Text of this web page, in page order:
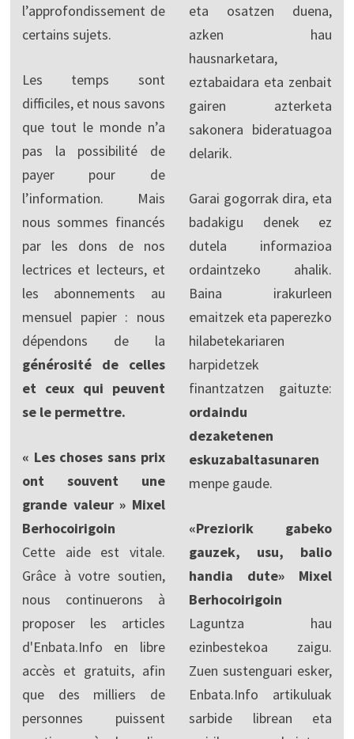
l’approfondissement de
certains sujets.
Les temps sont
difficiles, et nous savons
que tout le monde n’a
pas la possibilité de
payer pour de
l’information. Mais
nous sommes financés
par les dons de nos
lectrices et lecteurs, et
les abonnements au
mensuel papier : nous
dépendons de la
générosité de celles
et ceux qui peuvent
se le permettre.
« Les choses sans prix
ont souvent une
grande valeur » Mixel
Berhocoirigoin
Cette aide est vitale.
Grâce à votre soutien,
nous continuerons à
proposer les articles
d'Enbata.Info en libre
accès et gratuits, afin
que des milliers de
personnes puissent
eta osatzen duena,
azken hau
hausnarketara,
eztabaidara eta zenbait
gairen azterketa
sakonera bideratuagoa
delarik.
Garai gogorrak dira, eta
badakigu denek ez
dutela informazioa
ordaintzeko ahalik.
Baina irakurleen
emaitzek eta paperezko
hilabetekariaren
harpidetzek
finantzatzen gaituzte:
ordaindu
dezaketenen
eskuzabaltasunaren
menpe gaude.
«Preziorik gabeko
gauzek, usu, balio
handia dute» Mixel
Berhocoirigoin
Laguntza hau
ezinbestekoa zaigu.
Zuen sustenguari esker,
Enbata.Info artikuluak
sarbide librean eta